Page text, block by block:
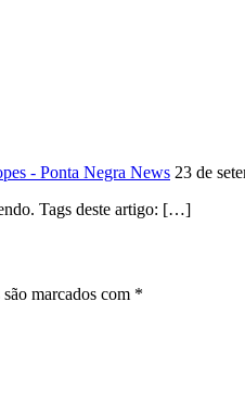
- Ponta Negra News 23 de
Tags deste artigo: […]
marcados com *